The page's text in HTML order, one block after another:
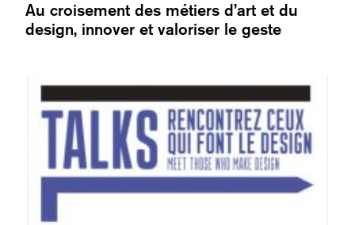
Au croisement des métiers d’art et du
design, innover et valoriser le geste